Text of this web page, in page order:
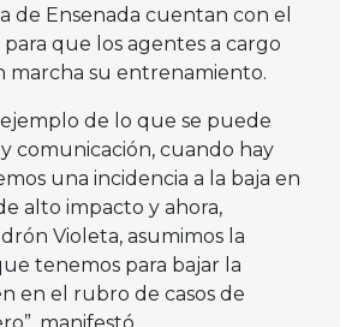
de Ensenada cuentan con el
que los agentes a cargo
marcha su entrenamiento.
ejemplo de lo que se puede
comunicación, cuando hay
una incidencia a la baja en
alto impacto y ahora,
Violeta, asumimos la
tenemos para bajar la
en el rubro de casos de